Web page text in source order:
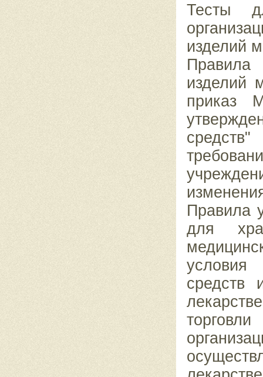
Тесты
изделий
Правила
изделий
приказ
Правила
для
условия
средств